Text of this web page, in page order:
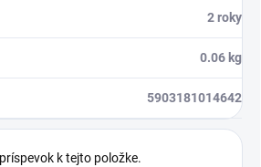
2 roky
0.06 kg
5903181014642
k tejto položke.